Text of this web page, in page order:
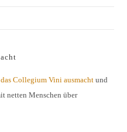
Collegium Vini ausmacht und
netten Menschen über